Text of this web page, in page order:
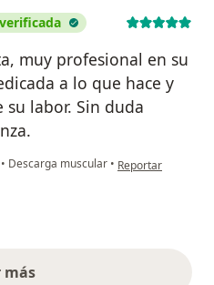
muy profesional en su
a lo que hace y
labor. Sin duda
• Descarga muscular • en opinión del
Reportar
más